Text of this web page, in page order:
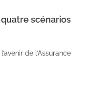
scénarios
de l’Assurance